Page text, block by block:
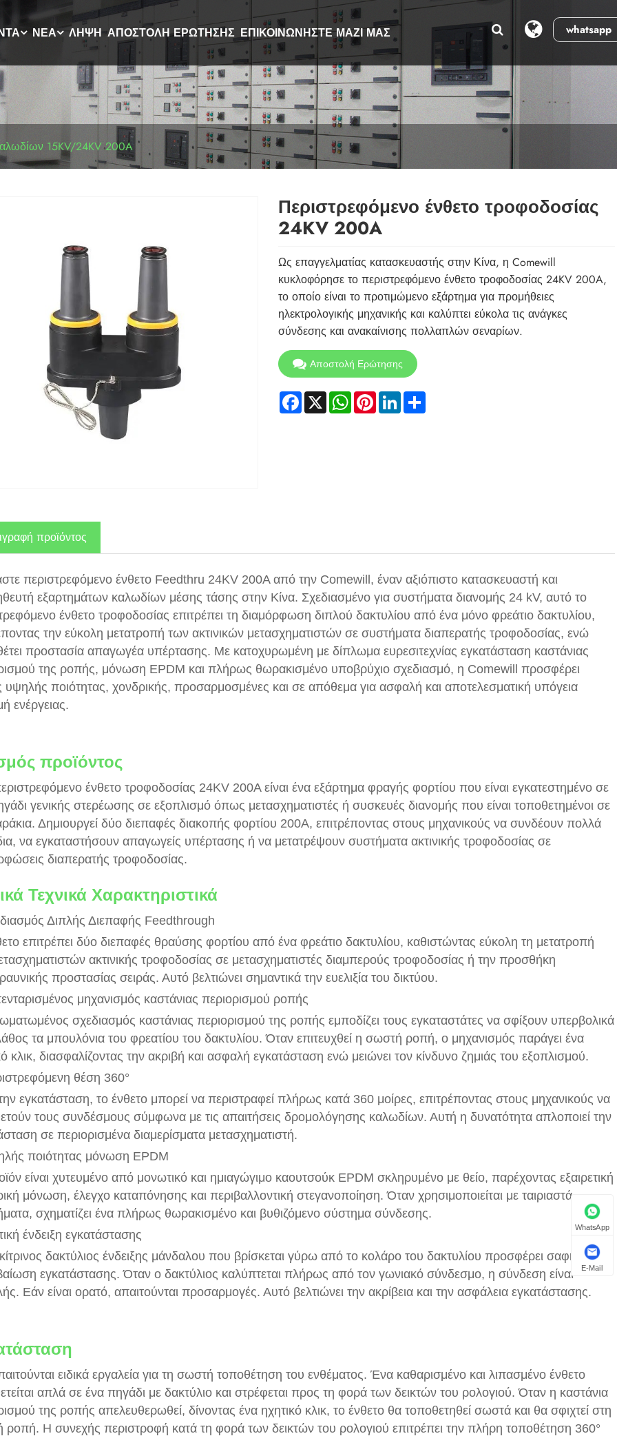
whatsapp
ΝΈΑ ΛΉΨΗ ΑΠΟΣΤΟΛΉ ΕΡΏΤΗΣΗΣ ΕΠΙΚΟΙΝΩΝΉΣΤΕ ΜΑΖΊ ΜΑΣ
15KV/24KV 200A
Περιστρεφόμενο ένθετο τροφοδοσίας
24KV 200A
Ως επαγγελματίας κατασκευαστής στην Κίνα, η Comewill
κυκλοφόρησε το περιστρεφόμενο ένθετο τροφοδοσίας 24KV 200A,
το οποίο είναι το προτιμώμενο εξάρτημα για προμήθειες
ηλεκτρολογικής μηχανικής και καλύπτει εύκολα τις ανάγκες
σύνδεσης και ανακαίνισης πολλαπλών σεναρίων.
Αποστολή Ερώτησης
Facebook
X WhatsApp
PinterestLinkedInShare
προϊόντος
περιστρεφόμενο ένθετο Feedthru 24KV 200A από την Comewill, έναν αξιόπιστο κατασκευαστή και
εξαρτημάτων καλωδίων μέσης τάσης στην Κίνα. Σχεδιασμένο για συστήματα διανομής 24 kV, αυτό το
ένθετο τροφοδοσίας επιτρέπει τη διαμόρφωση διπλού δακτυλίου από ένα μόνο φρεάτιο δακτυλίου,
την εύκολη μετατροπή των ακτινικών μετασχηματιστών σε συστήματα διαπερατής τροφοδοσίας, ενώ
προστασία απαγωγέα υπέρτασης. Με κατοχυρωμένη με δίπλωμα ευρεσιτεχνίας εγκατάσταση καστάνιας
της ροπής, μόνωση EPDM και πλήρως θωρακισμένο υποβρύχιο σχεδιασμό, η Comewill προσφέρει
υψηλής ποιότητας, χονδρικής, προσαρμοσμένες και σε απόθεμα για ασφαλή και αποτελεσματική υπόγεια
ενέργειας.
προϊόντος
ένθετο τροφοδοσίας 24KV 200A είναι ένα εξάρτημα φραγής φορτίου που είναι εγκατεστημένο σε
γενικής στερέωσης σε εξοπλισμό όπως μετασχηματιστές ή συσκευές διανομής που είναι τοποθετημένοι σε
Δημιουργεί δύο διεπαφές διακοπής φορτίου 200Α, επιτρέποντας στους μηχανικούς να συνδέουν πολλά
να εγκαταστήσουν απαγωγείς υπέρτασης ή να μετατρέψουν συστήματα ακτινικής τροφοδοσίας σε
διαπερατής τροφοδοσίας.
Τεχνικά Χαρακτηριστικά
Διπλής Διεπαφής Feedthrough
επιτρέπει δύο διεπαφές θραύσης φορτίου από ένα φρεάτιο δακτυλίου, καθιστώντας εύκολη τη μετατροπή
ακτινικής τροφοδοσίας σε μετασχηματιστές διαμπερούς τροφοδοσίας ή την προσθήκη
προστασίας σειράς. Αυτό βελτιώνει σημαντικά την ευελιξία του δικτύου.
μηχανισμός καστάνιας περιορισμού ροπής
σχεδιασμός καστάνιας περιορισμού της ροπής εμποδίζει τους εγκαταστάτες να σφίξουν υπερβολικά
τα μπουλόνια του φρεατίου του δακτυλίου. Όταν επιτευχθεί η σωστή ροπή, ο μηχανισμός παράγει ένα
κλικ, διασφαλίζοντας την ακριβή και ασφαλή εγκατάσταση ενώ μειώνει τον κίνδυνο ζημιάς του εξοπλισμού.
θέση 360°
εγκατάσταση, το ένθετο μπορεί να περιστραφεί πλήρως κατά 360 μοίρες, επιτρέποντας στους μηχανικούς να
τους συνδέσμους σύμφωνα με τις απαιτήσεις δρομολόγησης καλωδίων. Αυτή η δυνατότητα απλοποιεί την
σε περιορισμένα διαμερίσματα μετασχηματιστή.
ποιότητας μόνωση EPDM
είναι χυτευμένο από μονωτικό και ημιαγώγιμο καουτσούκ EPDM σκληρυμένο με θείο, παρέχοντας εξαιρετική
μόνωση, έλεγχο καταπόνησης και περιβαλλοντική στεγανοποίηση. Όταν χρησιμοποιείται με ταιριαστά
σχηματίζει ένα πλήρως θωρακισμένο και βυθιζόμενο σύστημα σύνδεσης.
ένδειξη εγκατάστασης
δακτύλιος ένδειξης μάνδαλου που βρίσκεται γύρω από το κολάρο του δακτυλίου προσφέρει σαφή
εγκατάστασης. Όταν ο δακτύλιος καλύπτεται πλήρως από τον γωνιακό σύνδεσμο, η σύνδεση είναι
Εάν είναι ορατό, απαιτούνται προσαρμογές. Αυτό βελτιώνει την ακρίβεια και την ασφάλεια εγκατάστασης.
ειδικά εργαλεία για τη σωστή τοποθέτηση του ενθέματος. Ένα καθαρισμένο και λιπασμένο ένθετο
απλά σε ένα πηγάδι με δακτύλιο και στρέφεται προς τη φορά των δεικτών του ρολογιού. Όταν η καστάνια
της ροπής απελευθερωθεί, δίνοντας ένα ηχητικό κλικ, το ένθετο θα τοποθετηθεί σωστά και θα σφιχτεί στη
Η συνεχής περιστροφή κατά τη φορά των δεικτών του ρολογιού επιτρέπει την πλήρη τοποθέτηση 360°
WhatsApp
E-Mail